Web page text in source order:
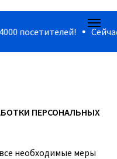
посетителей! Сейчас
ПЕРСОНАЛЬНЫХ
необходимые меры